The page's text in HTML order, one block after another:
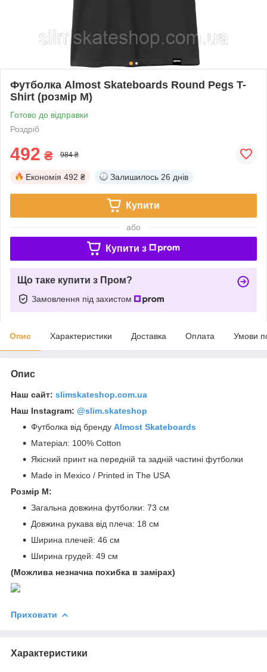
Футболка Almost Skateboards Round Pegs T-
Shirt (розмір М)
Готово до відправки
Роздріб
492 ₴ 984 ₴
Економія 492 ₴ Залишилось 26 днів
Купити
або
Купити з
Що таке купити з Пром?
Замовлення під захистом
Опис Характеристики Доставка Оплата Умови
Опис
Наш сайт: slimskateshop.com.ua
Наш Instagram: @slim.skateshop
Футболка від бренду Almost Skateboards
Матеріал: 100% Сotton
Якісний принт на передній та задній частині футболки
Made in Mexico / Printed in The USA
Розмір М:
Загальна довжина футболки: 73 см
Довжина рукава від плеча: 18 см
Ширина плечей: 46 см
Ширина грудей: 49 см
(Можлива незначна похибка в замірах)
Приховати
Характеристики